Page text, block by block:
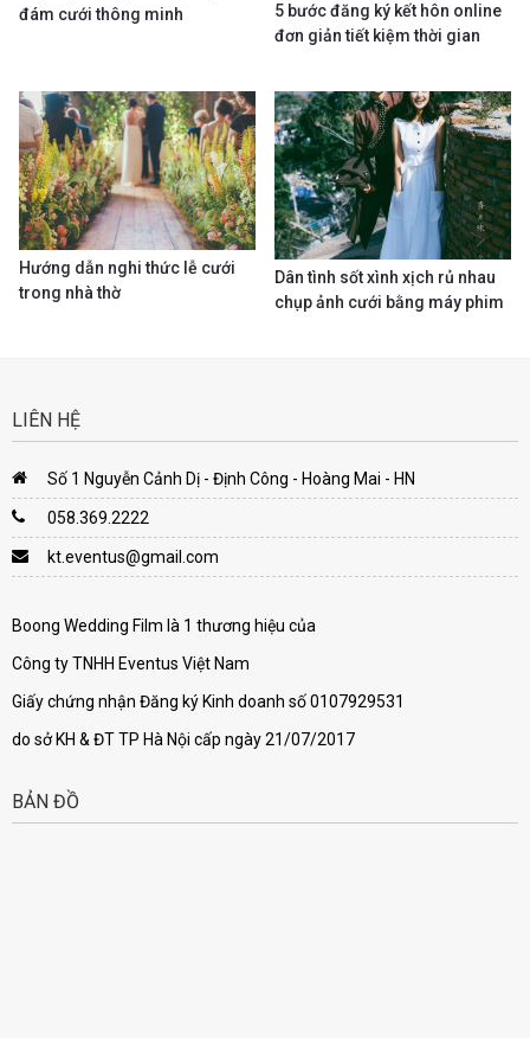
đám cưới thông minh
5 bước đăng ký kết hôn online
đơn giản tiết kiệm thời gian
Hướng dẫn nghi thức lễ cưới
trong nhà thờ
Dân tình sốt xình xịch rủ nhau
chụp ảnh cưới bằng máy phim
LIÊN HỆ
Số 1 Nguyễn Cảnh Dị - Định Công - Hoàng Mai - HN
058.369.2222
kt.eventus@gmail.com
Boong Wedding Film là 1 thương hiệu của
Công ty TNHH Eventus Việt Nam
Giấy chứng nhận Đăng ký Kinh doanh số 0107929531
do sở KH & ĐT TP Hà Nội cấp ngày 21/07/2017
BẢN ĐỒ